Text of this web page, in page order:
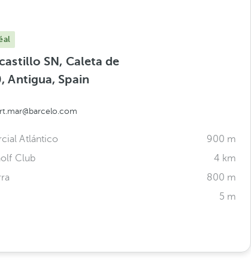
SN, Caleta de
Antigua, Spain
Atlántico
900 m
Club
4 km
800 m
5 m